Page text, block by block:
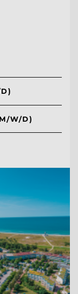
W/D)